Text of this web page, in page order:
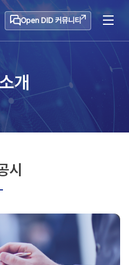
Open DID 커뮤니티
개
시